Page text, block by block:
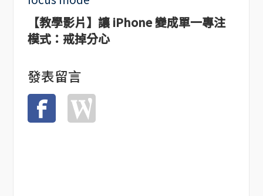
【教學影片】讓 iPhone 變成單一專注
模式：戒掉分心
發表留言